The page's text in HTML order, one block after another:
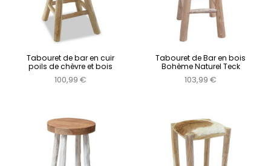
Tabouret de bar en cuir
poils de chèvre et bois
100,99 €
Tabouret de Bar en bois
Bohème Naturel Teck
103,99 €